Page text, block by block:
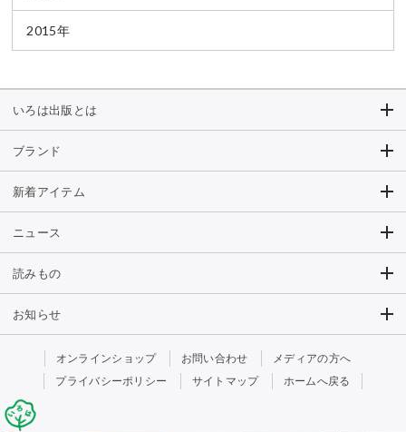
2015年
いろは出版とは
ブランド
新着アイテム
ニュース
読みもの
お知らせ
オンラインショップ お問い合わせ
メディアの方へ
プライバシーポリシー
サイトマップ ホームへ戻る